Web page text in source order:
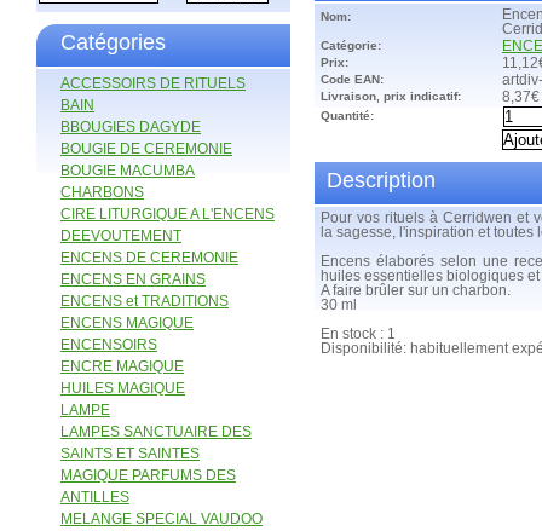
Catégories
ACCESSOIRS DE RITUELS
BAIN
BBOUGIES DAGYDE
BOUGIE DE CEREMONIE
BOUGIE MACUMBA
CHARBONS
CIRE LITURGIQUE A L'ENCENS
DEEVOUTEMENT
ENCENS DE CEREMONIE
ENCENS EN GRAINS
ENCENS et TRADITIONS
ENCENS MAGIQUE
ENCENSOIRS
ENCRE MAGIQUE
HUILES MAGIQUE
LAMPE
LAMPES SANCTUAIRE DES
SAINTS ET SAINTES
MAGIQUE PARFUMS DES
ANTILLES
MELANGE SPECIAL VAUDOO
Nom:
Catégorie:
Prix:
Code EAN:
Livraison, prix indicatif: 8,37€
Quantité:
Description
Pour vos rituels à Cerridwen et
la sagesse, l'inspiration et toutes
Encens élaborés selon une
huiles essentielles biologiques
A faire brûler sur un charbon.
30 ml
En stock : 1
Disponibilité: habituellement